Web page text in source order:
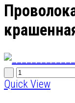
Quick View